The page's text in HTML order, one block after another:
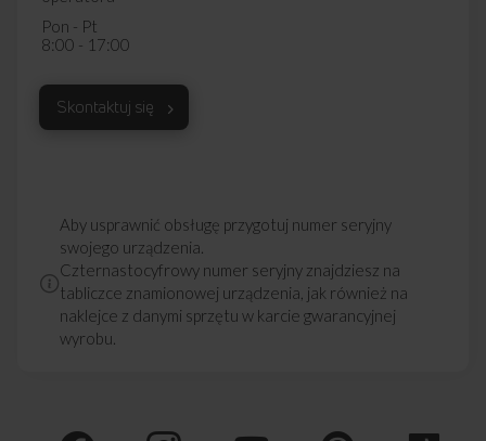
Zakup na Raty 0%
Montaż i instalacja
urządzenia
zużytego sprzętu
producenta
Pon - Pt
8:00 - 17:00
Skontaktuj się
Aby usprawnić obsługę przygotuj numer seryjny
swojego urządzenia.
Czternastocyfrowy numer seryjny znajdziesz na
tabliczce znamionowej urządzenia, jak również na
naklejce z danymi sprzętu w karcie gwarancyjnej
wyrobu.